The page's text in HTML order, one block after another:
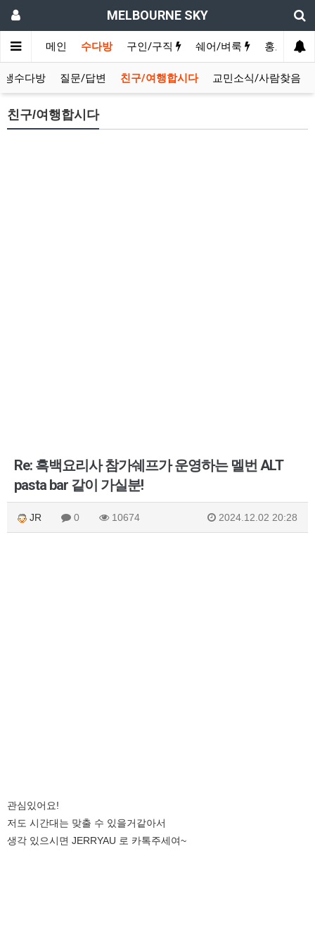
MELBOURNE SKY
메인 수다방 구인/구직 쉐어/벼룩 홍보방
생수다방 질문/답변 친구/여행합시다 교민소식/사람찾음
친구/여행합시다
Re: 흑백요리사 참가쉐프가 운영하는 멜번 ALT
pasta bar 같이 가실분!
JR 0 10674 2024.12.02 20:28
관심있어요!
저도 시간대는 맞출 수 있을거같아서
생각 있으시면 JERRYAU 로 카톡주세여~